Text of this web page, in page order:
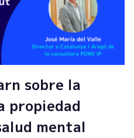
sobre la
propiedad
mental